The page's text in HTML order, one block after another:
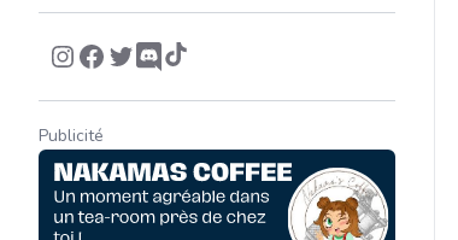
Publicité